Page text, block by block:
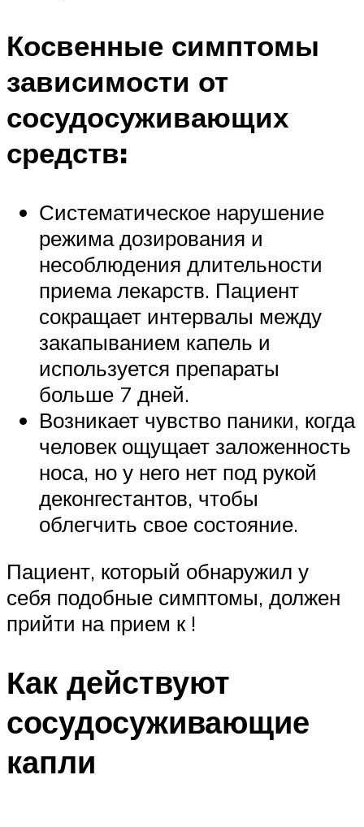
Косвенные симптомы
зависимости от
сосудосуживающих
средств:
Систематическое нарушение
режима дозирования и
несоблюдения длительности
приема лекарств. Пациент
сокращает интервалы между
закапыванием капель и
используется препараты
больше 7 дней.
Возникает чувство паники, когда
человек ощущает заложенность
носа, но у него нет под рукой
деконгестантов, чтобы
облегчить свое состояние.
Пациент, который обнаружил у
себя подобные симптомы, должен
прийти на прием к !
Как действуют
сосудосуживающие
капли